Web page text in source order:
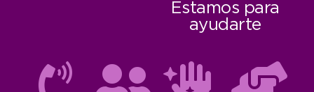
Estamos para
ayudarte